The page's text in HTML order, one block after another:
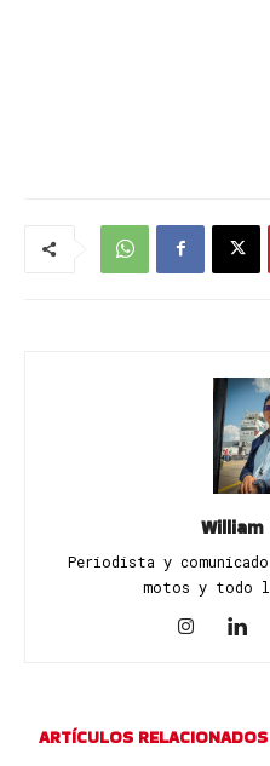
William
Periodista y
motos y todo
ARTÍCULOS RELACIONADOS